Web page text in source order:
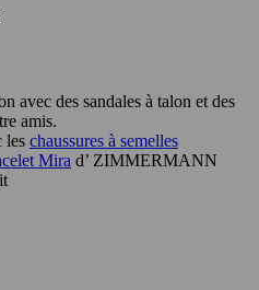
avec des sandales à talon et des
amis.
les chaussures à semelles
Mira d’ ZIMMERMANN